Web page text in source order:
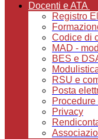
Docenti e ATA
Registro
Codice di
MAD -
BES e
RSU e
Posta
Privacy